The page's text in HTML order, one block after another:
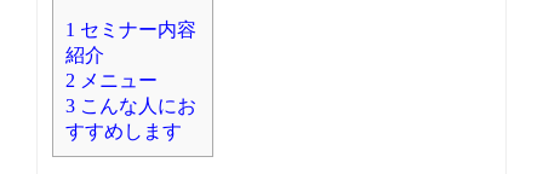
1 セミナー内容
紹介
2 メニュー
3 こんな人にお
すすめします